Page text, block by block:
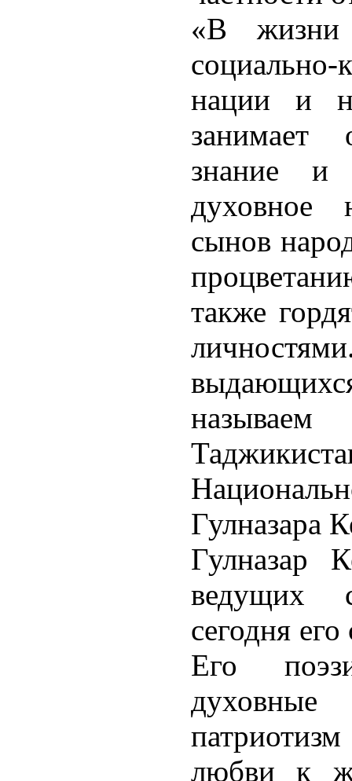
«В жизни
нации и
занимает
знание и
духовное
сынов
также
Гулназара
Гулназар
ведущих
сегодня
Его
духовные
любви к